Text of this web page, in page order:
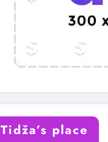
Tidža’s place